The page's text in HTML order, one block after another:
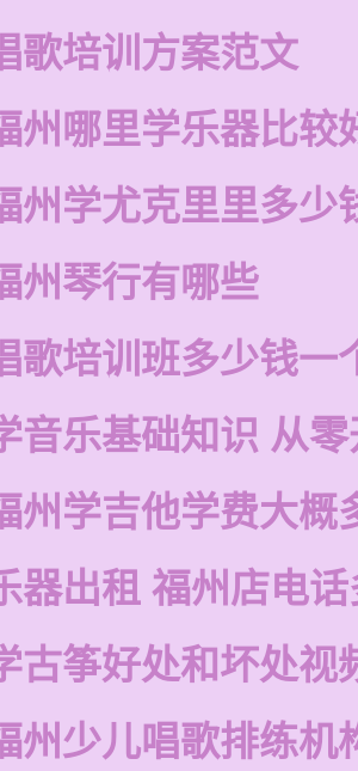
歌培训方案范文
州哪里学乐器比较
州学尤克里里多少
州琴行有哪些
歌培训班多少钱一
音乐基础知识 从
州学吉他学费大概
器出租 福州店电
古筝好处和坏处视
州少儿唱歌排练机